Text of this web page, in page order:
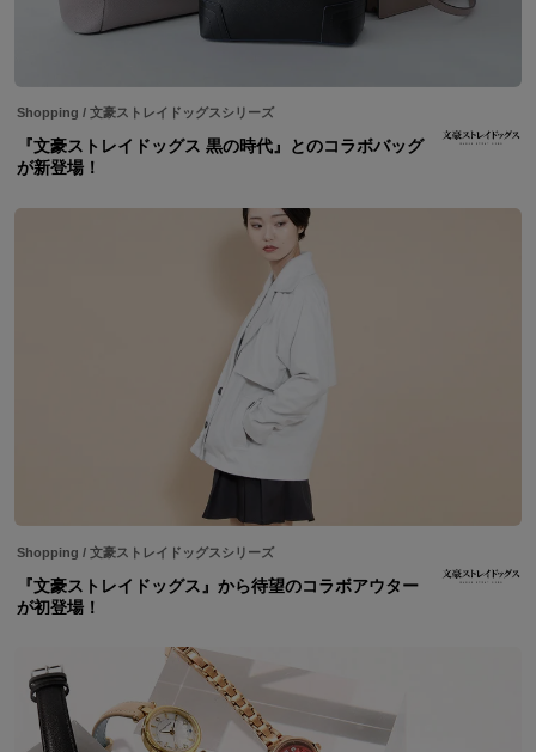
Shopping / 文豪ストレイドッグスシリーズ
『文豪ストレイドッグス 黒の時代』とのコラボバッグ
が新登場！
Shopping / 文豪ストレイドッグスシリーズ
『文豪ストレイドッグス』から待望のコラボアウター
が初登場！